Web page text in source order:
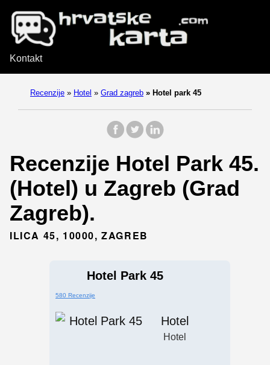
Kontakt
Recenzije » Hotel » Grad zagreb » Hotel park 45
Recenzije Hotel Park 45.
(Hotel) u Zagreb (Grad
Zagreb).
ILICA 45, 10000, ZAGREB
Hotel Park 45
580 Recenzije
Hotel
Hotel